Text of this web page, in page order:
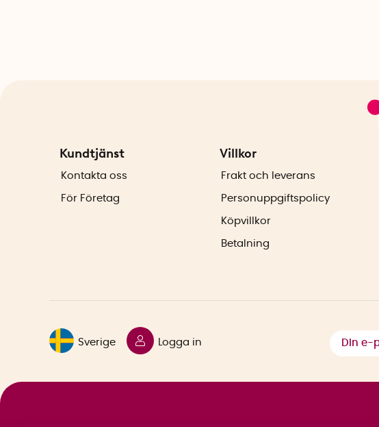
Kundtjänst
Kontakta oss
För Företag
Villkor
Frakt och leverans
Personuppgiftspolicy
Köpvillkor
Betalning
Sverige Logga in